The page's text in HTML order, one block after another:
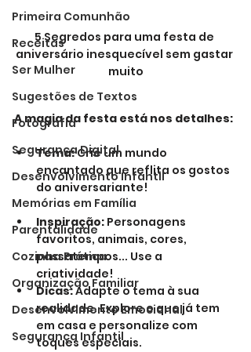
Primeira Comunhão
Receitas
Ser Mulher
Sugestões de Textos
Fotografia
Segurança Digital
Desenvolvimento Infantil
Memórias em Família
Parentalidade
Cozinha Prática
Organização Familiar
Desenvolvimento Emocional
Segurança Infantil
5 Segredos para uma festa de
aniversário inesquecível sem gastar
muito
A magia da festa está nos detalhes:
Tema: Crie um mundo
encantado que reflita os gostos
do aniversariante!
Inspiração: Personagens
favoritos, animais, cores,
passatempos... Use a
criatividade!
Dicas: Adapte o tema à sua
realidade. Explore o que já tem
em casa e personalize com
toques especiais.